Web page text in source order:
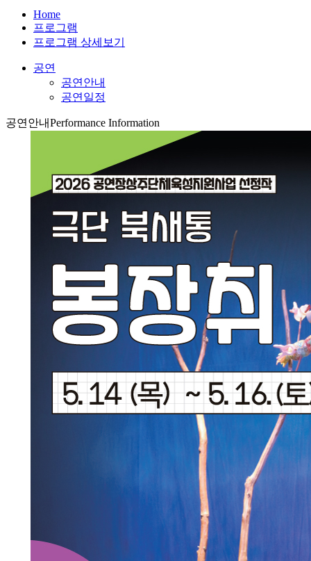
Home
프로그램
프로그램 상세보기
공연
공연안내
공연일정
공연안내Performance Information